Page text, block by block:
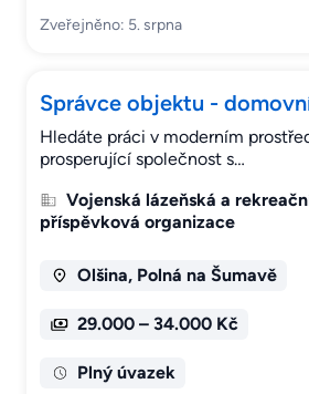
Zveřejněno: 5. srpna
Správce objektu -
Hledáte práci v moderním
prosperující společnost s…
Vojenská lázeňská a
příspěvková organizace
Olšina, Polná na Šumavě
29.000 – 34.000 Kč
Plný úvazek